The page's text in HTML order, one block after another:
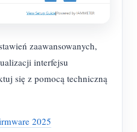
zaawansowanych,
interfejsu
się z pomocą techniczną
2025